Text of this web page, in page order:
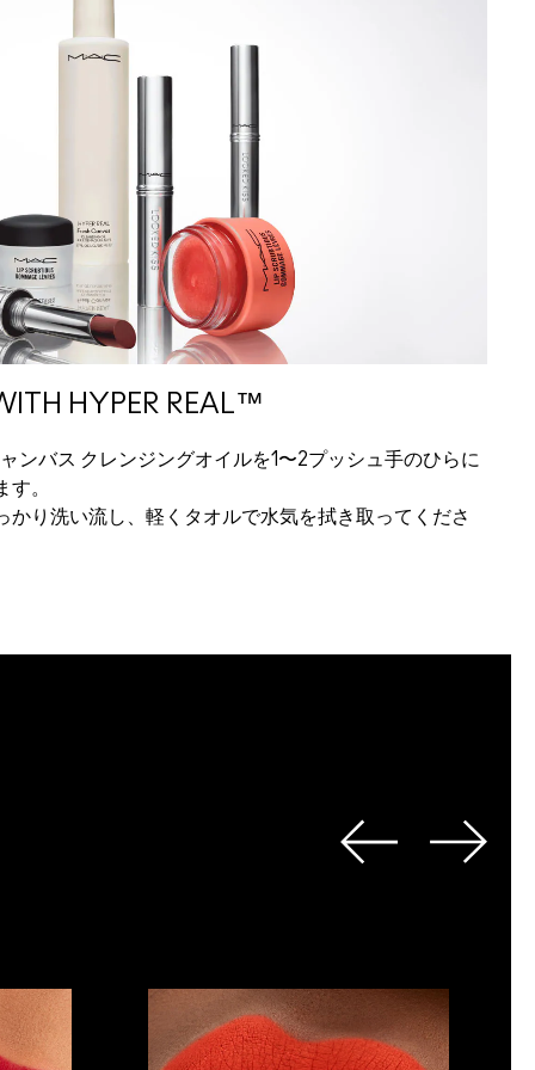
HYPER REAL™
ンバス クレンジングオイルを1〜2プッシュ手のひらに
す。
かり洗い流し、軽くタオルで水気を拭き取ってくださ